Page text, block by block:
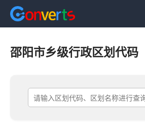
邵阳市乡级行政区划代码